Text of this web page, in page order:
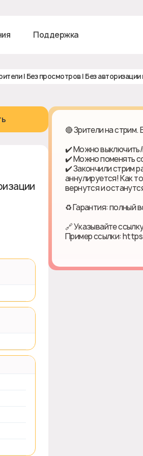
Поддержка
| Без просмотров | Без авторизации
🔴 Зрители на
✔️ Можно выключить/
✔️ Можно поменять
✔️ Закончили стрим
аннулируется! Как
вернутся и
♻ Гарантия: полный
🔗 Указывайте
Пример ссылки: